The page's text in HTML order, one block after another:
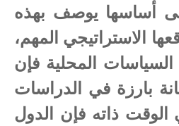
أساسها يوصف بهذه
الاستراتيجي المهم،
السياسات المحلية فإن
بارزة في الدراسات
الوقت ذاته فإن الدول